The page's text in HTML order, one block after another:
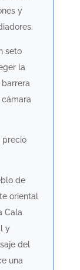
y
seto
la
precio
de
oriental
Cala
y
del
una